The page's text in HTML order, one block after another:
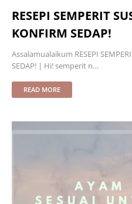
RESEPI SEMPERIT
KONFIRM SEDAP!
Assalamualaikum RESEPI
SEDAP! | Hi! semperit n…
READ MORE